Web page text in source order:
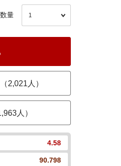
数量
2,021人）
人）
4.58
90.798